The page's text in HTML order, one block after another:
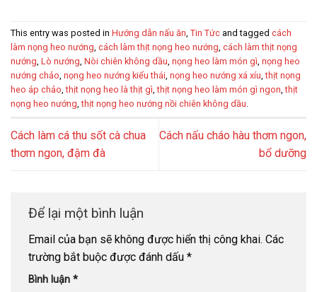
This entry was posted in Hướng dẫn nấu ăn, Tin Tức and tagged cách
làm nọng heo nướng, cách làm thịt nọng heo nướng, cách làm thịt nọng
nướng, Lò nướng, Nòi chiên không dầu, nọng heo làm món gì, nọng heo
nướng chảo, nọng heo nướng kiểu thái, nọng heo nướng xá xíu,thịt nọng
heo áp chảo,thịt nọng heo là thịt gì,thịt nọng heo làm món gì ngon,thịt
nọng heo nướng,thịt nọng heo nướng nồi chiên không dầu.
Cách làm cá thu sốt cà chua
thơm ngon, đậm đà
Cách nấu cháo hàu thơm ngon,
bổ dưỡng
Để lại một bình luận
Email của bạn sẽ không được hiển thị công khai. Các
trường bắt buộc được đánh dấu *
Bình luận *